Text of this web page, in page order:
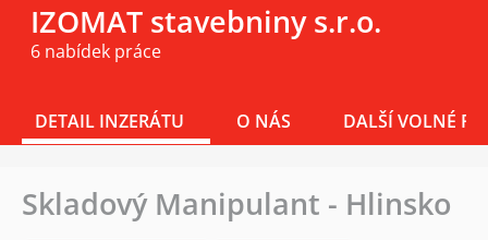
IZOMAT stavebniny s.r.o.
6 nabídek práce
DETAIL INZERÁTU O NÁS DALŠÍ VOLNÉ
Skladový Manipulant - Hlinsko